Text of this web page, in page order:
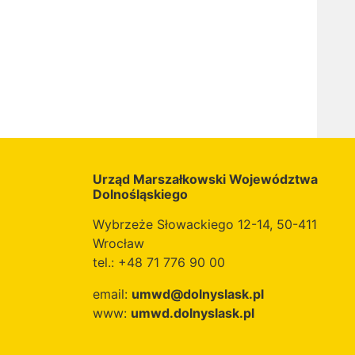
Urząd Marszałkowski Województwa
Dolnośląskiego
Wybrzeże Słowackiego 12-14, 50-411
Wrocław
tel.: +48 71 776 90 00
email: umwd@dolnyslask.pl
www: umwd.dolnyslask.pl